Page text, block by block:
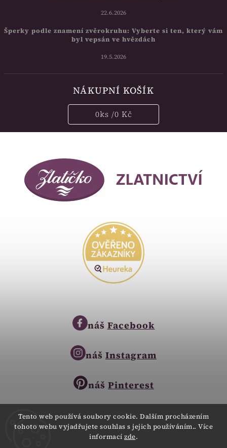
Tento web používá soubory cookie. Dalším procházením
tohoto webu vyjadřujete souhlas s jejich používáním.. Více
informací zde.
22.6.2026
Šperky podle znamení zvěrokruhu: Vyberte si ten, který vám
byl vepsán ve hvězdách
19.5.2026
NÁKUPNÍ KOŠÍK
0ks /0 Kč
náš Facebook
náš Instagram
náš Pinterest
Copyright © 2023